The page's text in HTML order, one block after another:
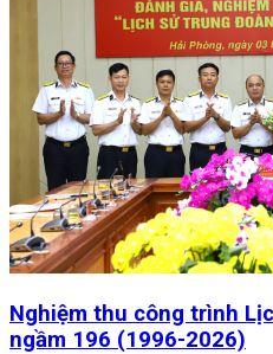
Nghiệm thu công trình
ngầm 196 (1996-2026)